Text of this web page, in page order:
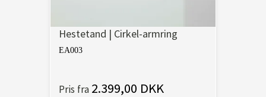
Hestetand | Cirkel-armring
EA003
Pris fra 2.399,00 DKK